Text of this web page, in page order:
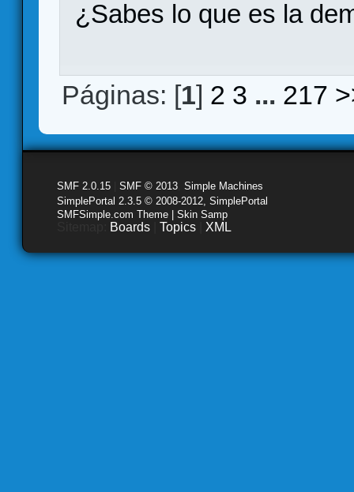
¿Sabes lo que es la
Páginas: [1] 2 3 ... 217
SMF 2.0.15 SMF © 2013 Simple Machines
SimplePortal 2.3.5 © 2008-2012, SimplePortal
SMFSimple.com Theme | Skin Samp
Boards Topics XML